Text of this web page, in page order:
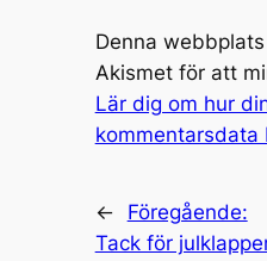
Denna
Akismet för att
Lär dig om hur
kommentarsdata
←
Föregående:
Tack för